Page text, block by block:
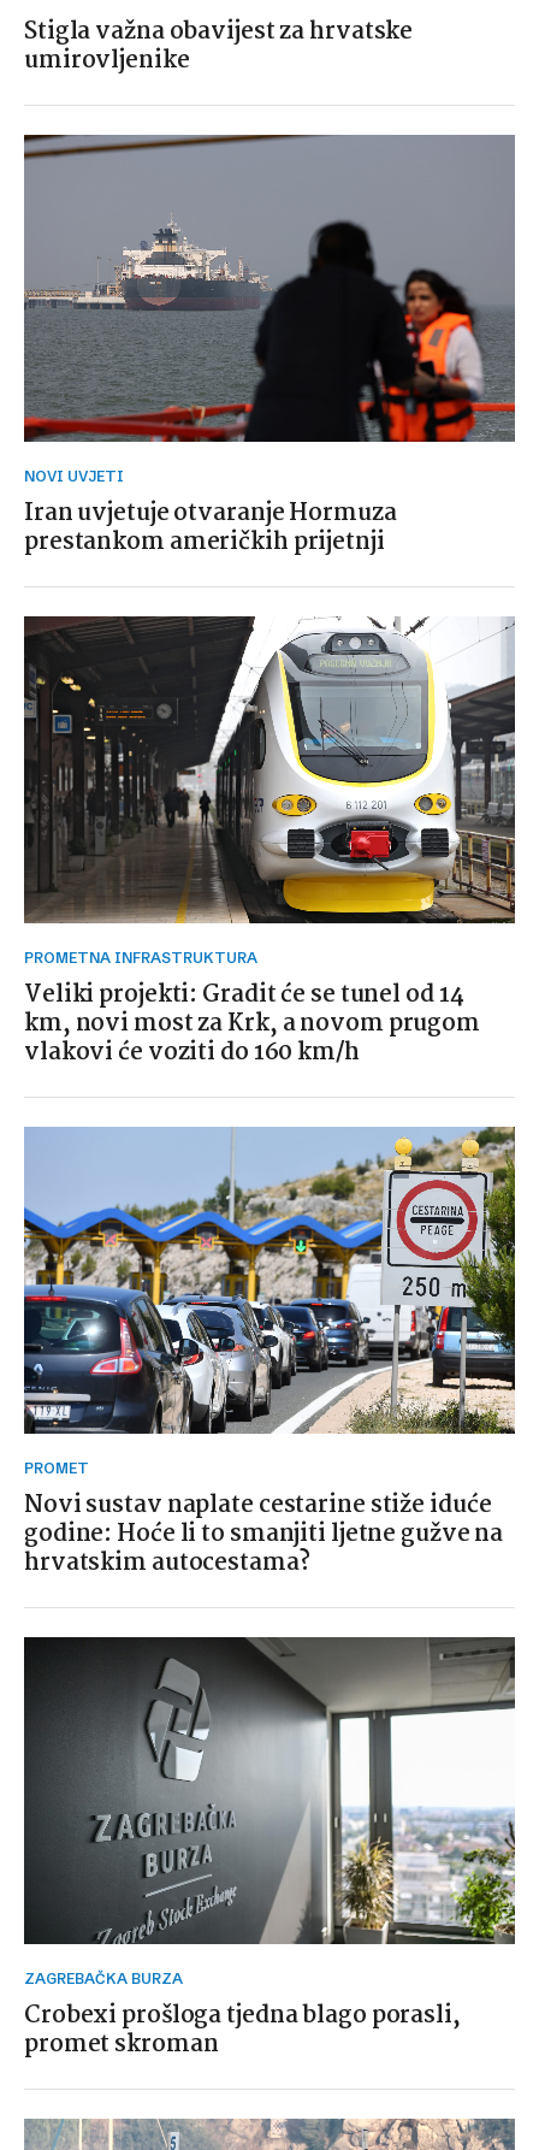
Stigla važna obavijest za hrvatske
umirovljenike
NOVI UVJETI
Iran uvjetuje otvaranje Hormuza
prestankom američkih prijetnji
PROMETNA INFRASTRUKTURA
Veliki projekti: Gradit će se tunel od 14
km, novi most za Krk, a novom prugom
vlakovi će voziti do 160 km/h
PROMET
Novi sustav naplate cestarine stiže iduće
godine: Hoće li to smanjiti ljetne gužve na
hrvatskim autocestama?
ZAGREBAČKA BURZA
Crobexi prošloga tjedna blago porasli,
promet skroman